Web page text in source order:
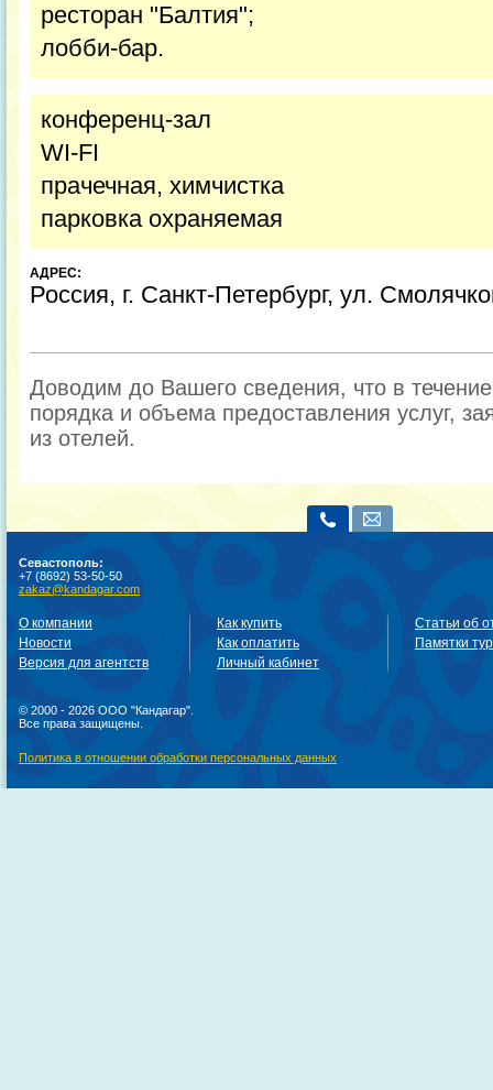
ресторан "Балтия";
лобби-бар.
конференц-зал
WI-FI
прачечная, химчистка
парковка охраняемая
АДРЕС:
Россия, г. Санкт-Петербург, ул.
Доводим до Вашего сведения, что в
порядка и объема предоставления услуг,
из отелей.
Севастополь:
+7 (8692) 53-50-50
zakaz@kandagar.com
О компании
Новости
Версия для агентств
Как купить
Как оплатить
Личный кабинет
Статьи об
Памятки
© 2000 - 2026 ООО "Кандагар".
Все права защищены.
Политика в отношении обработки персональных данных